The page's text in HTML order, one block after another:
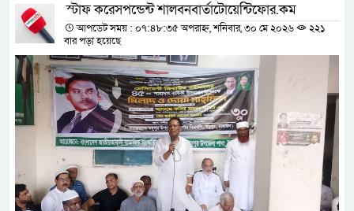
স্টাফ করেসপন্ডেন্ট শালবনবার্তাটোয়েন্টিফোর.কম
আপডেট সময় : ০৭:৪৮:৩৫ অপরাহ্ন, শনিবার, ৩০ মে ২০২৬
২২১
বার পড়া হয়েছে